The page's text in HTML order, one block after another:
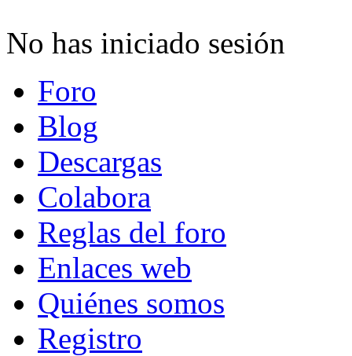
No has iniciado sesión
Foro
Blog
Descargas
Colabora
Reglas del foro
Enlaces web
Quiénes somos
Registro